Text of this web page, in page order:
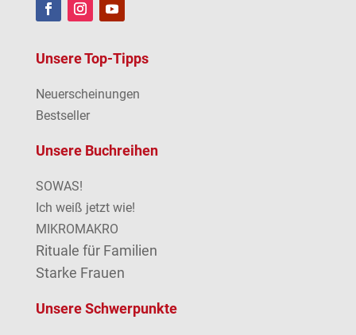
Unsere Top-Tipps
Neuerscheinungen
Bestseller
Unsere Buchreihen
SOWAS!
Ich weiß jetzt wie!
MIKROMAKRO
Rituale für Familien
Starke Frauen
Unsere Schwerpunkte